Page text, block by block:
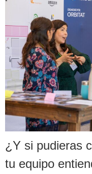
¿Y si pudieras
tu equipo